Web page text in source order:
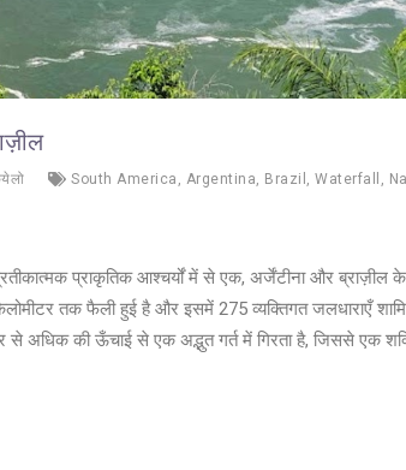
South America Argentina Brazil Waterfall
प्राकृतिक आश्चर्यों में से एक, अर्जेंटीना और ब्राज़ील
तक फैली हुई है और इसमें 275 व्यक्तिगत जलधाराएँ
से अधिक की ऊँचाई से एक अद्भुत गर्त में गिरता है, जिससे एक